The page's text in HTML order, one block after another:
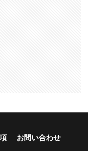
お問い合わせ